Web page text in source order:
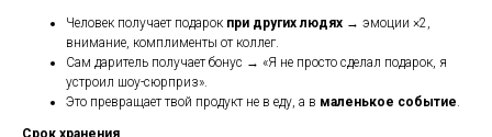
Человек получает подарок при других людях → эмоции ×2,
внимание, комплименты от коллег.
Сам даритель получает бонус → «Я не просто сделал подарок, я
устроил шоу-сюрприз».
Это превращает твой продукт не в еду, а в маленькое событие.